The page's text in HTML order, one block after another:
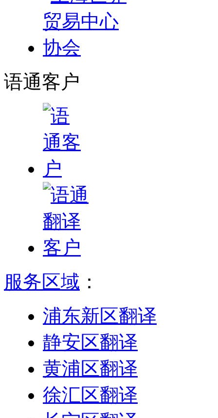
语通客户
服务区域 ：
浦东新区翻译
静安区翻译
黄浦区翻译
徐汇区翻译